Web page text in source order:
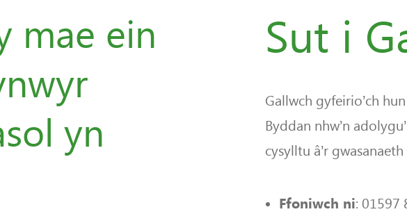
mae ein
yn
Sut i
Gallwch gyfeirio’ch
Byddan nhw’n
cysylltu â’r
Ffoniwch ni: 01597